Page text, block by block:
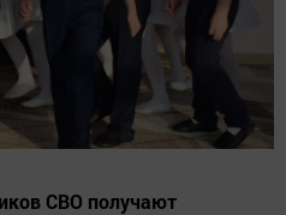
СВО получают